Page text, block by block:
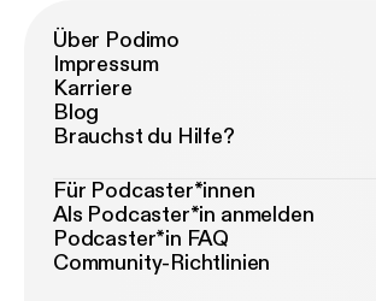
Über Podimo
Impressum
Karriere
Blog
Brauchst du Hilfe?
Für Podcaster*innen
Als Podcaster*in anmelden
Podcaster*in FAQ
Community-Richtlinien